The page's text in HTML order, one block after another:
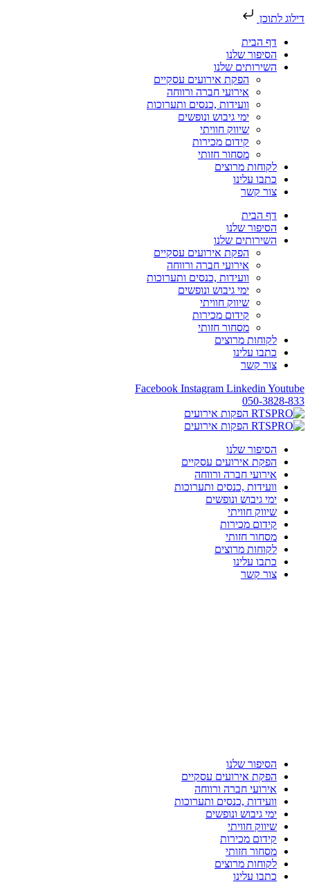
דילוג לתוכן
דף הבית
הסיפור שלנו
השירותים שלנו
הפקת אירועים עסקיים
אירועי חברה ורווחה
וועידות ,כנסים ותערוכות
ימי גיבוש ונופשים
שיווק חוויתי
קידום מכירות
מסחור חזותי
לקוחות מרוצים
כתבו עלינו
צור קשר
דף הבית
הסיפור שלנו
השירותים שלנו
הפקת אירועים עסקיים
אירועי חברה ורווחה
וועידות ,כנסים ותערוכות
ימי גיבוש ונופשים
שיווק חוויתי
קידום מכירות
מסחור חזותי
לקוחות מרוצים
כתבו עלינו
צור קשר
Facebook Instagram Linkedin Youtube
050-3828-833
הסיפור שלנו
הפקת אירועים עסקיים
אירועי חברה ורווחה
וועידות ,כנסים ותערוכות
ימי גיבוש ונופשים
שיווק חוויתי
קידום מכירות
מסחור חזותי
לקוחות מרוצים
כתבו עלינו
צור קשר
הסיפור שלנו
הפקת אירועים עסקיים
אירועי חברה ורווחה
וועידות ,כנסים ותערוכות
ימי גיבוש ונופשים
שיווק חוויתי
קידום מכירות
מסחור חזותי
לקוחות מרוצים
כתבו עלינו